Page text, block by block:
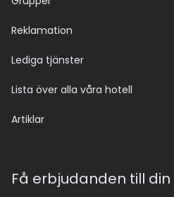
Reklamation
Lediga tjänster
Lista över alla våra hotell
Artiklar
Få erbjudanden till din